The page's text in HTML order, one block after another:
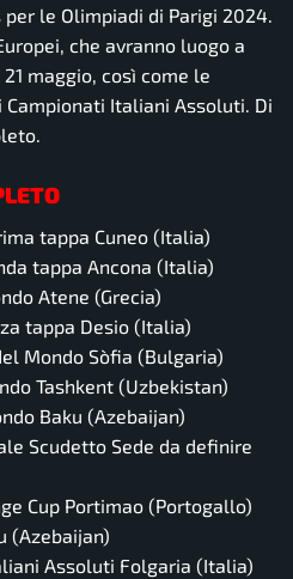
le Olimpiadi di Parigi 2024.
che avranno luogo a
maggio, così come le
Italiani Assoluti. Di
tappa Cuneo (Italia)
tappa Ancona (Italia)
Atene (Grecia)
tappa Desio (Italia)
Mondo Sòfia (Bulgaria)
Tashkent (Uzbekistan)
Baku (Azebaijan)
Scudetto Sede da definire
Cup Portimao (Portogallo)
(Azebaijan)
Assoluti Folgaria (Italia)